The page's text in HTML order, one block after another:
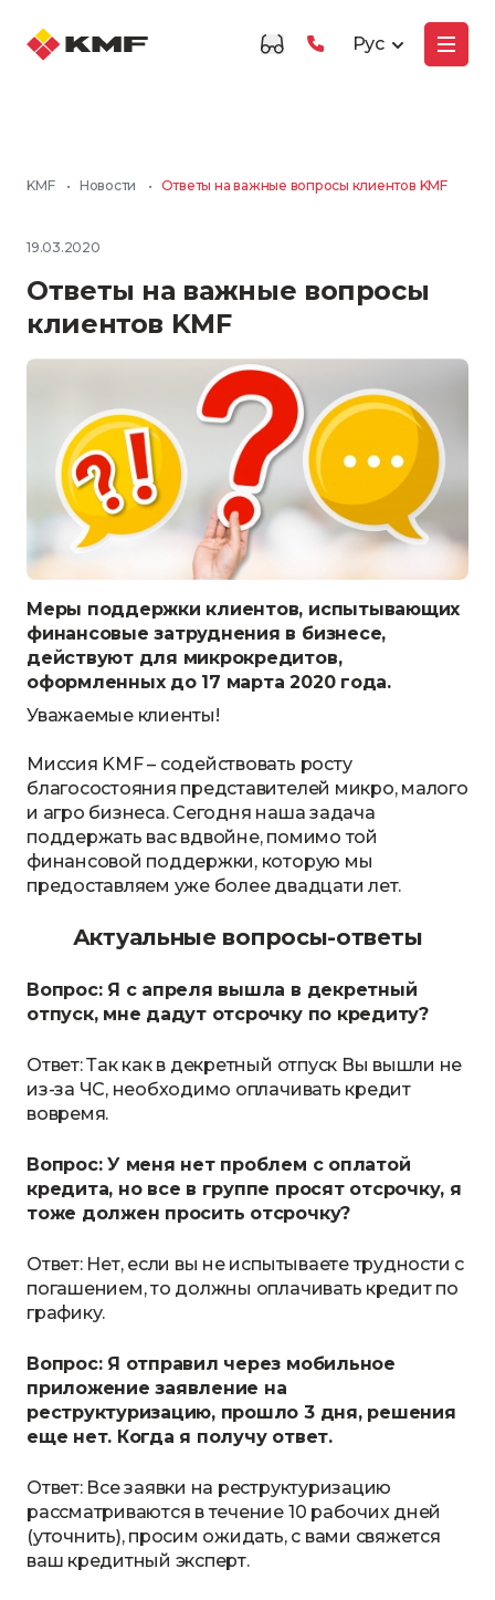
Рус
KMF • Новости • Ответы на важные вопросы клиентов KMF
19.03.2020
Ответы на важные вопросы
клиентов KMF
Меры поддержки клиентов, испытывающих
финансовые затруднения в бизнесе,
действуют для микрокредитов,
оформленных до 17 марта 2020 года.
Уважаемые клиенты!
Миссия KMF – содействовать росту
благосостояния представителей микро, малого
и агро бизнеса. Сегодня наша задача
поддержать вас вдвойне, помимо той
финансовой поддержки, которую мы
предоставляем уже более двадцати лет.
Актуальные вопросы-ответы
Вопрос: Я с апреля вышла в декретный
отпуск, мне дадут отсрочку по кредиту?
Ответ: Так как в декретный отпуск Вы вышли не
из-за ЧС, необходимо оплачивать кредит
вовремя.
Вопрос: У меня нет проблем с оплатой
кредита, но все в группе просят отсрочку, я
тоже должен просить отсрочку?
Ответ: Нет, если вы не испытываете трудности с
погашением, то должны оплачивать кредит по
графику.
Вопрос: Я отправил через мобильное
приложение заявление на
реструктуризацию, прошло 3 дня, решения
еще нет. Когда я получу ответ.
Ответ: Все заявки на реструктуризацию
рассматриваются в течение 10 рабочих дней
(уточнить), просим ожидать, с вами свяжется
ваш кредитный эксперт.